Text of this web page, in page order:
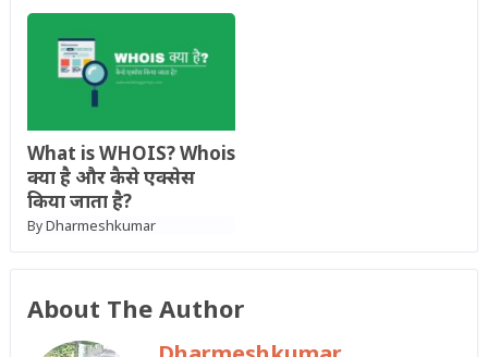
What is WHOIS? Whois
क्या है और कैसे एक्सेस
किया जाता है?
ByDharmeshkumar
About The Author